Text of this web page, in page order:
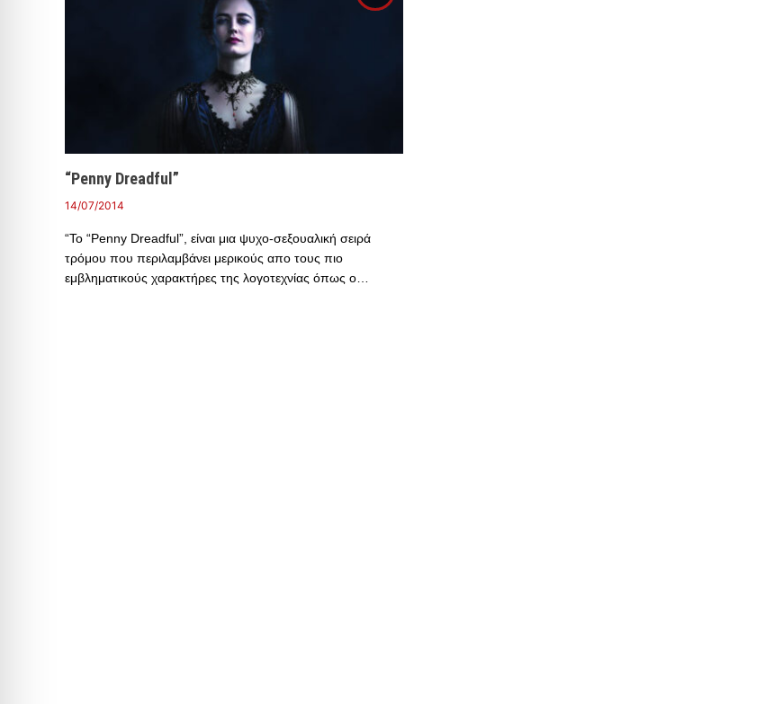
“Penny Dreadful”
14/07/2014
“Το “Penny Dreadful”, είναι μια ψυχο-σεξουαλική σειρά
τρόμου που περιλαμβάνει μερικούς απο τους πιο
εμβληματικούς χαρακτήρες της λογοτεχνίας όπως ο…